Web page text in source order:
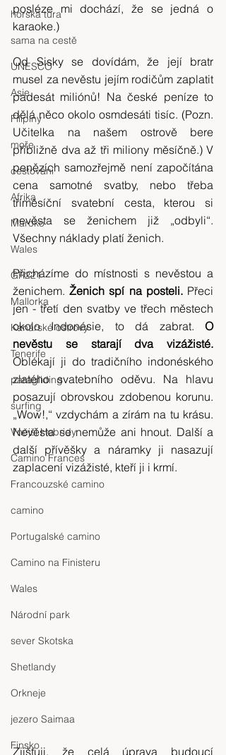
horská túra
sama na cestě
UNESCO
Asie
Filipíny
moře
cestování
Afrika
Maroko
Wales
GR221
Mallorka
Kanárské ostrovy
Tenerife
paragliding
surfing
Vnější Hebridy
Camino Frances
Francouzské camino
camino
Portugalské camino
Camino na Finisteru
Wales
Národní park
sever Skotska
Shetlandy
Orkneje
jezero Saimaa
Finsko
posléze mi dochází, že se jedná o
karaoke.)
Od Sisky se dovídám, že její bratr
musel za nevěstu jejím rodičům zaplatit
padesát miliónů! Na české peníze to
dělá něco okolo osmdesáti tisíc. (Pozn.
Učitelka na našem ostrově bere
přibližně dva až tři miliony měsíčně.) V
penězích samozřejmě není započítána
cena samotné svatby, nebo třeba
tříměsíční svatební cesta, kterou si
nevěsta se ženichem již „odbyli“.
Všechny náklady platí ženich.
Přicházíme do místnosti s nevěstou a
ženichem. Ženich spí na posteli. Přeci
jen - třetí den svatby ve třech městech
okolo Indonésie, to dá zabrat. O
Oblékají ji do tradičního indonéského
zlatého svatebního oděvu. Na hlavu
posazují obrovskou zdobenou korunu.
„Wow!,“ vzdychám a zírám na tu krásu.
Nevěsta se nemůže ani hnout. Další a
další přívěšky a náramky ji nasazují
zaplacení vizážisté, kteří ji i krmí.
Zjišťuji, že celá úprava budoucí